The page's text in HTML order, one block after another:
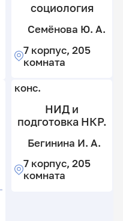
социология
Семёнова Ю. А.
7 корпус, 205
комната
конс.
НИД и
подготовка НКР.
Бегинина И. А.
7 корпус, 205
комната